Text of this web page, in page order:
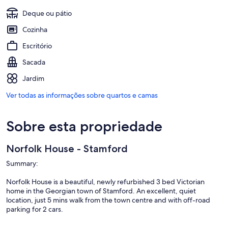
Deque ou pátio
Cozinha
Escritório
Sacada
Jardim
Ver todas as informações sobre quartos e camas
Sobre esta propriedade
Norfolk House - Stamford
Summary:
Norfolk House is a beautiful, newly refurbished 3 bed Victorian
home in the Georgian town of Stamford. An excellent, quiet
location, just 5 mins walk from the town centre and with off-road
parking for 2 cars.